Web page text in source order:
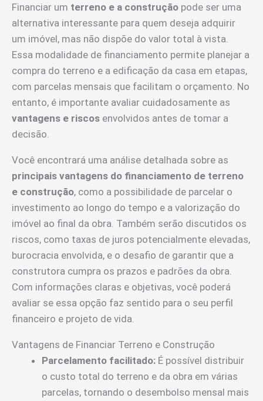
Financiar um terreno e a construção pode ser uma
alternativa interessante para quem deseja adquirir
um imóvel, mas não dispõe do valor total à vista.
Essa modalidade de financiamento permite planejar a
compra do terreno e a edificação da casa em etapas,
com parcelas mensais que facilitam o orçamento. No
entanto, é importante avaliar cuidadosamente as
vantagens e riscos envolvidos antes de tomar a
decisão.
Você encontrará uma análise detalhada sobre as
principais vantagens do financiamento de terreno
e construção, como a possibilidade de parcelar o
investimento ao longo do tempo e a valorização do
imóvel ao final da obra. Também serão discutidos os
riscos, como taxas de juros potencialmente elevadas,
burocracia envolvida, e o desafio de garantir que a
construtora cumpra os prazos e padrões da obra.
Com informações claras e objetivas, você poderá
avaliar se essa opção faz sentido para o seu perfil
financeiro e projeto de vida.
Vantagens de Financiar Terreno e Construção
Parcelamento facilitado: É possível distribuir
o custo total do terreno e da obra em várias
parcelas, tornando o desembolso mensal mais